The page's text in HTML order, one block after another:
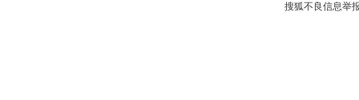
搜狐不良信息举